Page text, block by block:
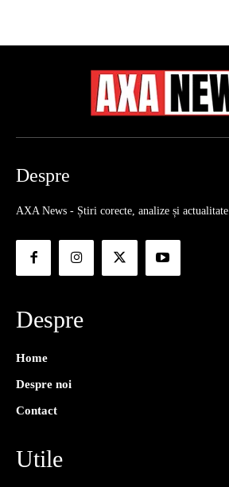
Despre
AXA News - Știri corecte, analize și actualitate
Despre
Home
Despre noi
Contact
Utile